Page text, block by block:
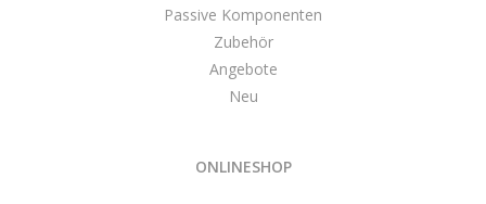
Passive Komponenten
Zubehör
Angebote
Neu
ONLINESHOP